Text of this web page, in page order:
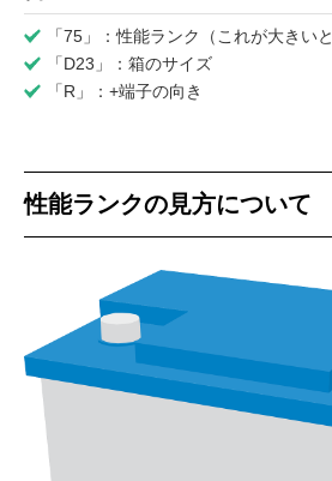
「75」：性能ランク（これが大きい
「D23」：箱のサイズ
「R」：+端子の向き
性能ランクの見方について